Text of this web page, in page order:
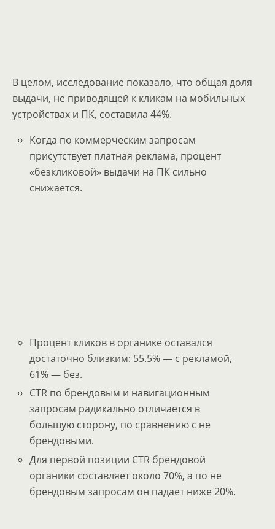
В целом, исследование показало, что общая доля
выдачи, не приводящей к кликам на мобильных
устройствах и ПК, составила 44%.
Когда по коммерческим запросам
присутствует платная реклама, процент
«безкликовой» выдачи на ПК сильно
снижается.
Процент кликов в органике оставался
достаточно близким: 55.5% — с рекламой,
61% — без.
CTR по брендовым и навигационным
запросам радикально отличается в
большую сторону, по сравнению с не
брендовыми.
Для первой позиции CTR брендовой
органики составляет около 70%, а по не
брендовым запросам он падает ниже 20%.